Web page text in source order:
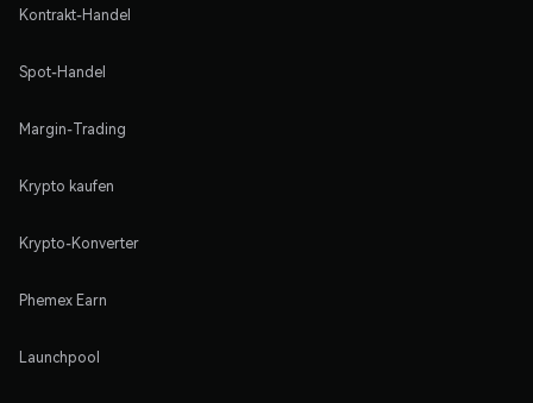
Kontrakt-Handel
Spot-Handel
Margin-Trading
Krypto kaufen
Krypto-Konverter
Phemex Earn
Launchpool